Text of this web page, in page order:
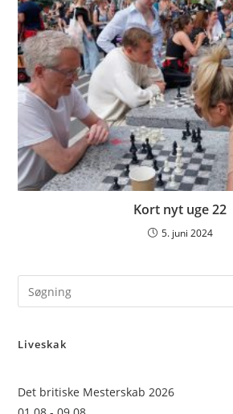
Kort nyt uge 22
5. juni 2024
Liveskak
Det britiske Mesterskab 2026